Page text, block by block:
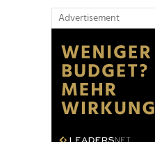
Advertisement